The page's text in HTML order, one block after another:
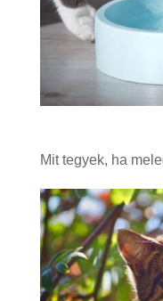
Mit tegyek, ha